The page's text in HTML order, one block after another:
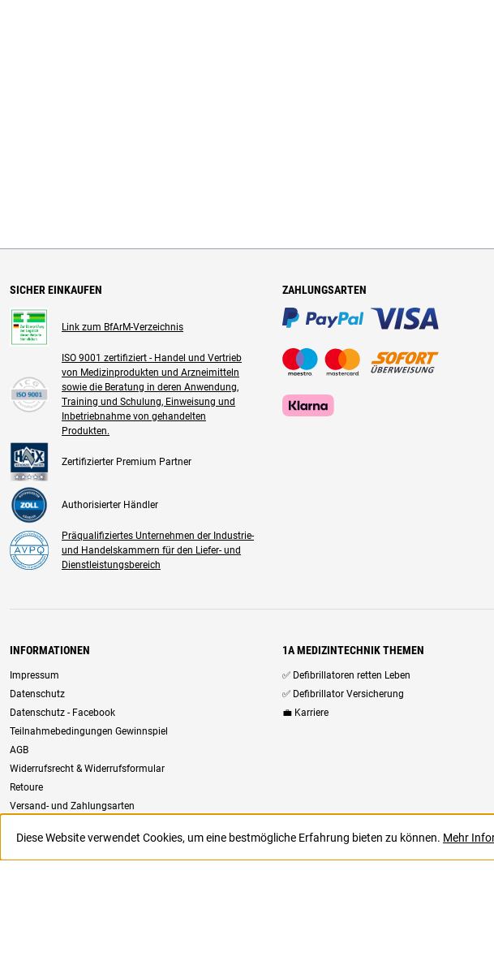
SICHER EINKAUFEN
Link zum BfArM-Verzeichnis
ISO 9001 zertifiziert - Handel und Vertrieb
von Medizinprodukten und Arzneimitteln
sowie die Beratung in deren Anwendung,
Training und Schulung, Einweisung und
Inbetriebnahme von gehandelten
Produkten.
Zertifizierter Premium Partner
Authorisierter Händler
Präqualifiziertes Unternehmen der Industrie-
und Handelskammern für den Liefer- und
Dienstleistungsbereich
ZAHLUNGSARTEN
INFORMATIONEN
Impressum
Datenschutz
Datenschutz - Facebook
Teilnahmebedingungen Gewinnspiel
AGB
Widerrufsrecht & Widerrufsformular
Retoure
Versand- und Zahlungsarten
1A MEDIZINTECHNIK THEMEN
✅ Defibrillatoren retten Leben
✅ Defibrillator Versicherung
💼 Karriere
Diese Website verwendet Cookies, um eine bestmögliche Erfahrung bieten zu können. Mehr